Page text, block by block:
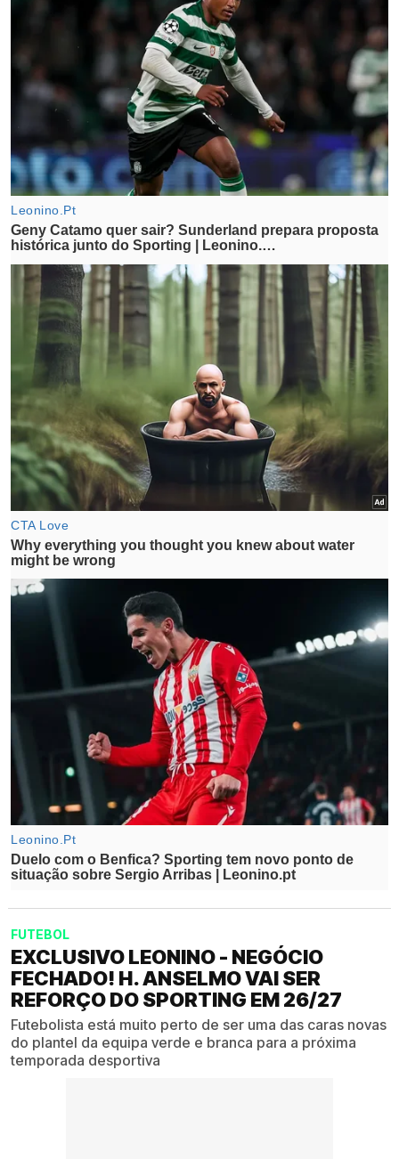
FUTEBOL
EXCLUSIVO LEONINO - NEGÓCIO
FECHADO! H. ANSELMO VAI SER
REFORÇO DO SPORTING EM 26/27
Futebolista está muito perto de ser uma das caras novas
do plantel da equipa verde e branca para a próxima
temporada desportiva